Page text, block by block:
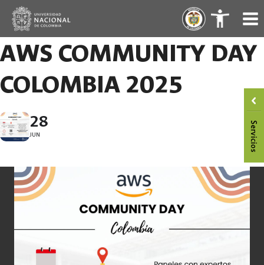
Saltar
contenido
. .
AWS COMMUNITY DAY
COLOMBIA 2025
28
JUN